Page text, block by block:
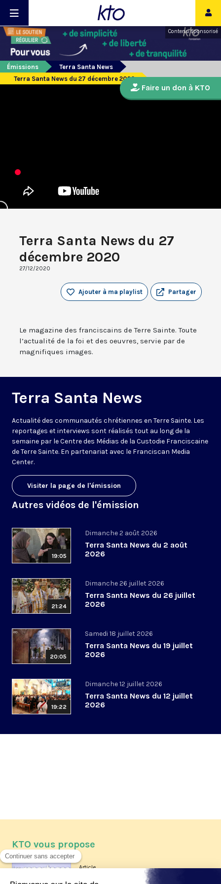
Contenu sponsorisé
Émissions
Terra Santa News
Terra Santa News du 27 décembre 2020
Terra Santa News du 27
décembre 2020
27/12/2020
Partager
Ajouter à ma playlist
Le magazine des franciscains de Terre Sainte. Toute
l’actualité de la foi et des oeuvres, servie par de
magnifiques images.
Terra Santa News
Actualité des communautés chrétiennes en Terre Sainte. Les
reportages et interviews sont réalisés tout au long de la
semaine par le Centre des Médias de la Custodie Franciscaine
de Terre Sainte. En partenariat avec le Franciscan Media
Center.
Visiter la page de l'émission
Autres vidéos de l'émission
19:05
Dimanche 2 août 2026
Terra Santa News du 2 août
2026
21:24
Dimanche 26 juillet 2026
Terra Santa News du 26 juillet
2026
20:05
Samedi 18 juillet 2026
Terra Santa News du 19 juillet
2026
19:22
Dimanche 12 juillet 2026
Terra Santa News du 12 juillet
2026
Faire un don à KTO
KTO vous propose
Article
Les reportages d'été 2026 de KTO